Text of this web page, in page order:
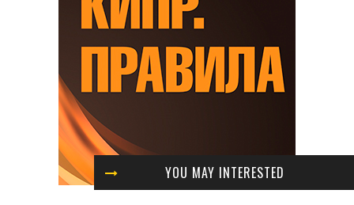
YOU MAY INTERESTED